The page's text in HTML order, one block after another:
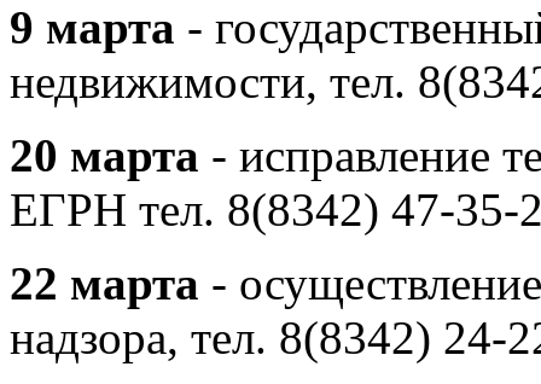
9 марта -
недвижимости, тел.
20 марта - исправление
ЕГРН тел. 8(8342) 47-35-
22 марта -
надзора, тел. 8(8342) 24-